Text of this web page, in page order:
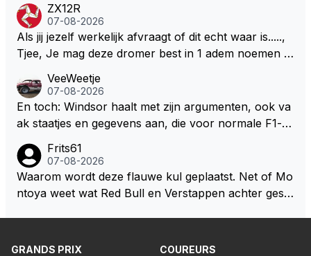
weet 🤮🤮
ZX12R
07-08-2026
Als jij jezelf werkelijk afvraagt of dit echt waar is.....,
Tjee, Je mag deze dromer best in 1 adem noemen m
aar voordragen uit eigen geest. Kan mij voorstellen d
at je het leuk vindt sprookjes te luisteren maar heb jij
jezelf dan ook wel eens afgevraagd of de dappere b
ze wolff gesneden heeft?
VeeWeetje
07-08-2026
En toch: Windsor haalt met zijn argumenten, ook va
ak staatjes en gegevens aan, die voor normale F1-fa
okies made of your own dough" 🤣
Frits61
07-08-2026
Waarom wordt deze flauwe kul geplaatst. Net of Mo
ntoya weet wat Red Bull en Verstappen achter geslo
GRANDS PRIX
COUREURS